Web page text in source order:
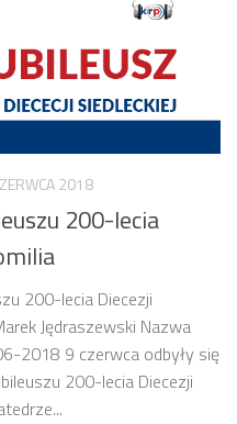
2018
200-lecia
200-lecia Diecezji
Jędraszewski Nazwa
2018 9 czerwca odbyły się
200-lecia Diecezji